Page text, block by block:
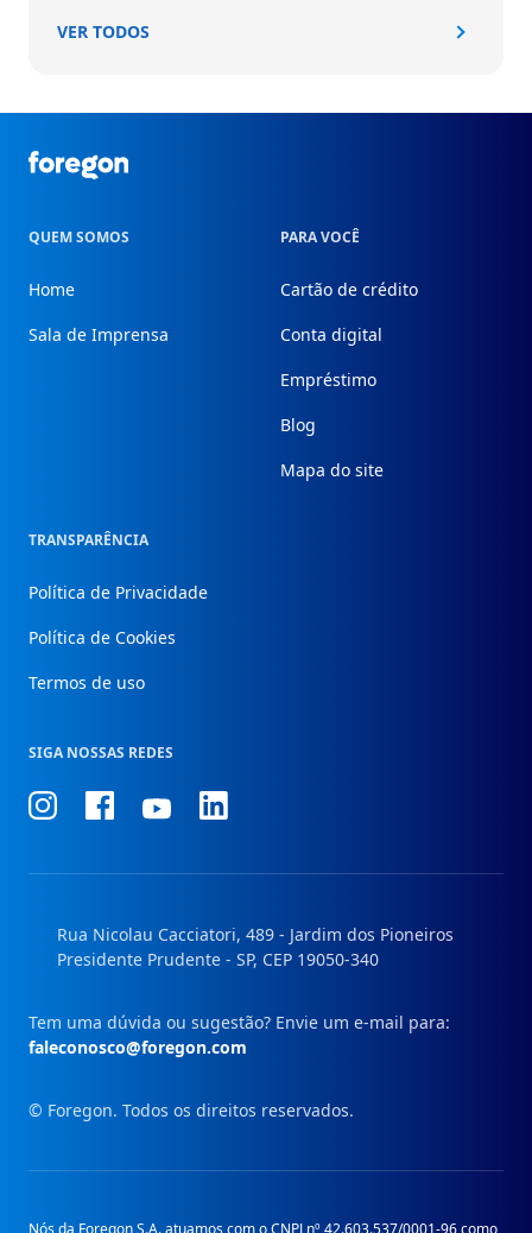
VER TODOS
Foregon.com
QUEM SOMOS
Home
Sala de Imprensa
PARA VOCÊ
Cartão de crédito
Conta digital
Empréstimo
Blog
Mapa do site
TRANSPARÊNCIA
Política de Privacidade
Política de Cookies
Termos de uso
SIGA NOSSAS REDES
Conheça
nosso
Conheça
nosso
ConheçaConheça
nosso
Rua Nicolau Cacciatori, 489 - Jardim dos Pioneiros
Presidente Prudente - SP, CEP 19050-340
Tem uma dúvida ou sugestão? Envie um e-mail para:
faleconosco@foregon.com
© Foregon. Todos os direitos reservados.
Nós da Foregon S.A. atuamos com o CNPJ nº 42.603.537/0001-96 como